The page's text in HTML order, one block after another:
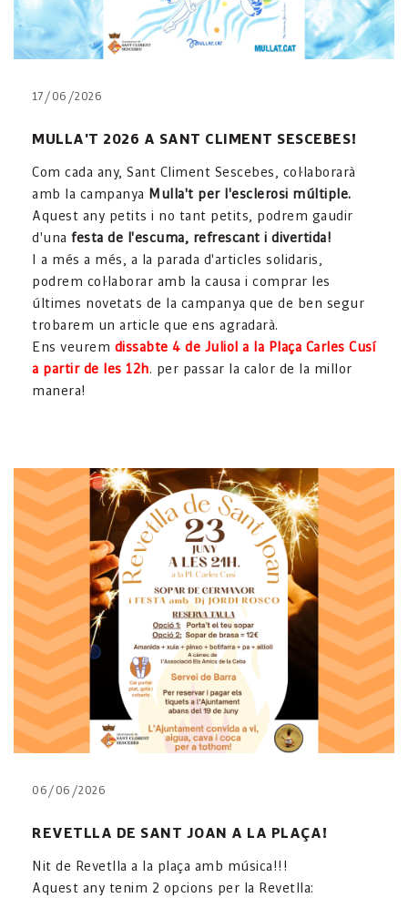
17/06/2026
MULLA'T 2026 A SANT CLIMENT SESCEBES!
Com cada any, Sant Climent Sescebes, col·laborarà
amb la campanya Mulla't per l'esclerosi múltiple.
Aquest any petits i no tant petits, podrem gaudir
d'una festa de l'escuma, refrescant i divertida!
I a més a més, a la parada d'articles solidaris,
podrem col·laborar amb la causa i comprar les
últimes novetats de la campanya que de ben segur
trobarem un article que ens agradarà.
Ens veurem dissabte 4 de Juliol a la Plaça Carles Cusí
a partir de les 12h. per passar la calor de la millor
manera!
06/06/2026
REVETLLA DE SANT JOAN A LA PLAÇA!
Nit de Revetlla a la plaça amb música!!!
Aquest any tenim 2 opcions per la Revetlla: